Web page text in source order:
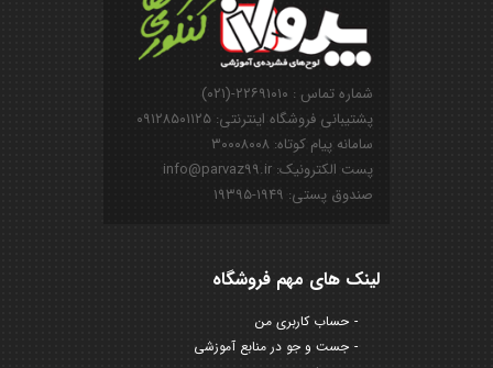
شماره تماس : ۲۲۶۹۱۰۱۰-(۰۲۱)
پشتیبانی فروشگاه اینترنتی: ۰۹۱۲۸۵۰۱۱۲۵
سامانه پیام کوتاه: ۳۰۰۰۸۰۰۸
پست الکترونیک: info@parvaz99.ir
صندوق پستی: ۱۹۴۹-۱۹۳۹۵
لینک های مهم فروشگاه
حساب کاربری من
جست و جو در منابع آموزشی